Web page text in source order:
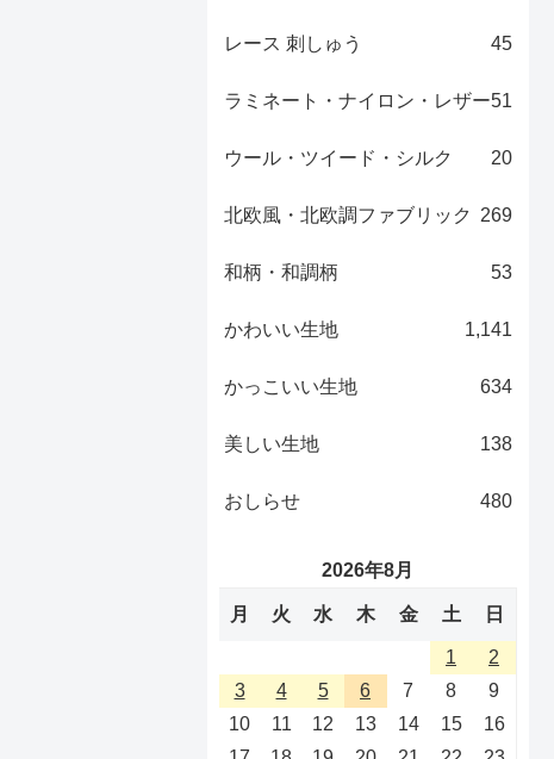
レース 刺しゅう 45
ラミネート・ナイロン・レザー51
ウール・ツイード・シルク 20
北欧風・北欧調ファブリック 269
和柄・和調柄 53
かわいい生地 1,141
かっこいい生地 634
美しい生地 138
おしらせ 480
2026年8月
月 火 水 木 金 土 日
1
2
3
4 5 6 7 8
9
10
11 12 13 14 15
16